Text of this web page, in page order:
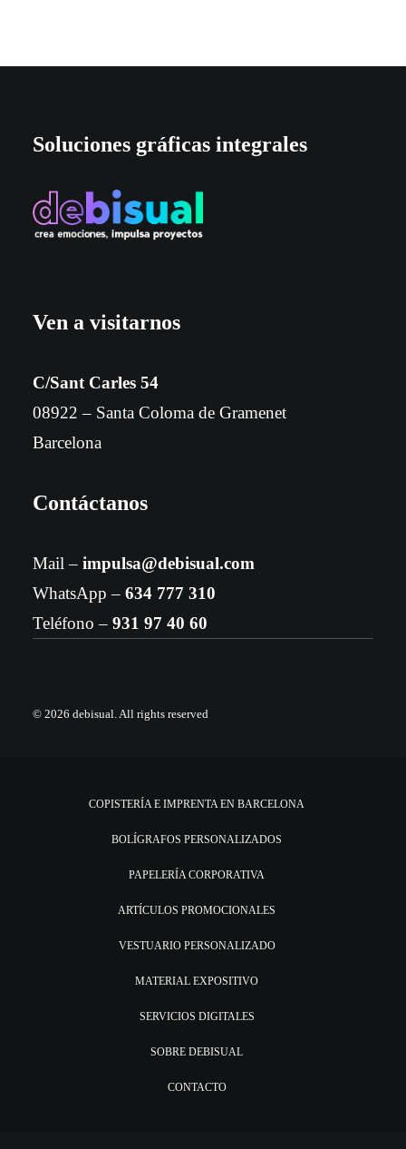
Soluciones gráficas integrales
Ven a visitarnos
C/Sant Carles 54
08922 – Santa Coloma de Gramenet
Barcelona
Contáctanos
Mail – impulsa@debisual.com
WhatsApp – 634 777 310
Teléfono – 931 97 40 60
© 2026 debisual.All rights reserved
COPISTERÍA E IMPRENTA EN BARCELONA
BOLÍGRAFOS PERSONALIZADOS
PAPELERÍA CORPORATIVA
ARTÍCULOS PROMOCIONALES
VESTUARIO PERSONALIZADO
MATERIAL EXPOSITIVO
SERVICIOS DIGITALES
SOBRE DEBISUAL
CONTACTO